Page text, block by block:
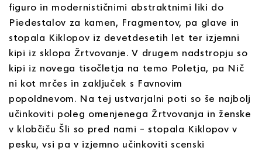
figuro in modernističnimi abstraktnimi liki do
Piedestalov za kamen, Fragmentov, pa glave in
stopala Kiklopov iz devetdesetih let ter izjemni
kipi iz sklopa Žrtvovanje. V drugem nadstropju so
kipi iz novega tisočletja na temo Poletja, pa Nič
ni kot mrčes in zaključek s Favnovim
popoldnevom. Na tej ustvarjalni poti so še najbolj
učinkoviti poleg omenjenega Žrtvovanja in ženske
v klobčiču Šli so pred nami – stopala Kiklopov v
pesku, vsi pa v izjemno učinkoviti scenski